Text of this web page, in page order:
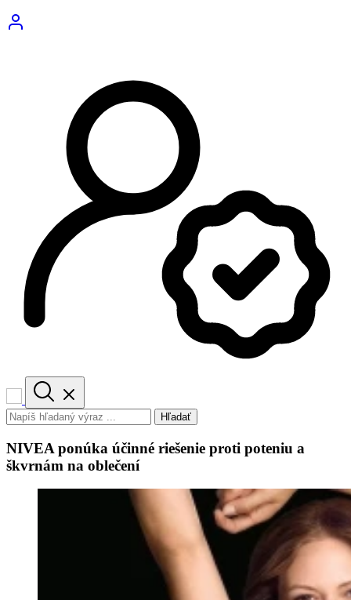
Hľadať
NIVEA ponúka účinné riešenie proti poteniu a
škvrnám na oblečení